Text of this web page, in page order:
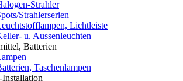
Strahler
Strahlerserien
Lichtleiste
u. Aussenleuchten
Batterien
Taschenlampen